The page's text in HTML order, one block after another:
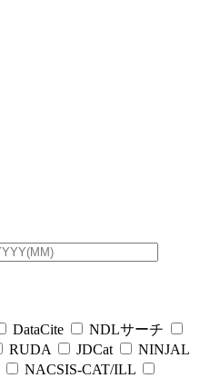
DataCite
NDLサーチ
RUDA JDCat
NINJAL
NACSIS-CAT/ILL